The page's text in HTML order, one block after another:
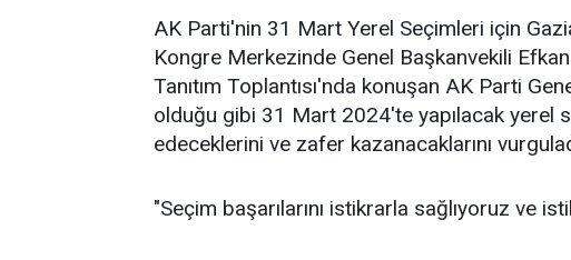
AK Parti'nin 31 Mart Yerel Seçimleri için
Kongre Merkezinde Genel Başkanvekili Efkan
Tanıtım Toplantısı'nda konuşan AK Parti
olduğu gibi 31 Mart 2024'te yapılacak yerel
edeceklerini ve zafer kazanacaklarını
"Seçim başarılarını istikrarla sağlıyoruz ve